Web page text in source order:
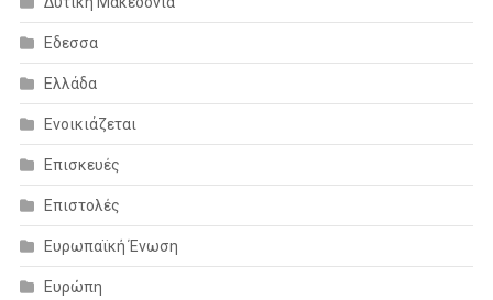
Εδεσσα
Ελλάδα
Ενοικιάζεται
Επισκευές
Επιστολές
Ευρωπαϊκή Ένωση
Ευρώπη